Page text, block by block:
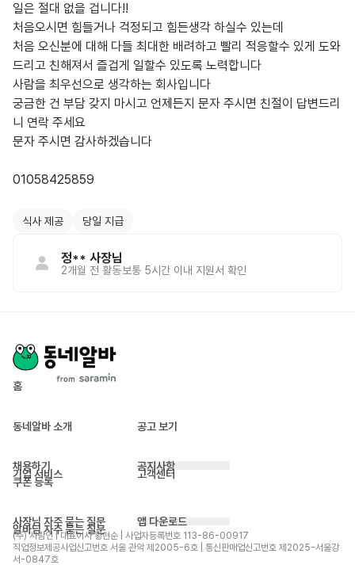
일은 절대 없을 겁니다!!
처음오시면 힘들거나 걱정되고 힘든생각 하실수 있는데
처음 오신분에 대해 다들 최대한 배려하고 빨리 적응할수 있게 도와
드리고 친해져서 즐겁게 일할수 있도록 노력합니다
사람을 최우선으로 생각하는 회사입니다
궁금한 건 부담 갖지 마시고 언제든지 문자 주시면 친절이 답변드리
니 연락 주세요
문자 주시면 감사하겠습니다
01058425859
식사 제공 당일 지급
정** 사장님
2개월 전 활동보통 5시간 이내 지원서 확인
홈
동네알바 소개 공고 보기
채용하기
기업 서비스
쿠폰 등록
공지사항
고객센터
사장님 자주 묻는 질문
알바님 자주 묻는 질문
앱 다운로드
(주) 사람인 | 대표이사 황현순 | 사업자등록번호 113-86-00917
직업정보제공사업신고번호 서울 관악 제2005-6호 | 통신판매업신고번호 제2025-서울강
서-0847호